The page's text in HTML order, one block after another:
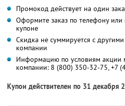
Промокод действует на один
Оформите заказ по телефону или
купоне
Скидка не суммируется с
компании
Информацию по условиям акции
компании: 8 (800) 350-32-75, +7
Купон действителен по 31 декабря